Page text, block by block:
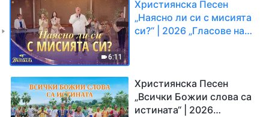
6:11
Християнска Песен
„Наясно ли си с мисията
си?“ | 2026 „Гласове на
Християнска Песен
„Всички Божии слова са
истината“ | 2026